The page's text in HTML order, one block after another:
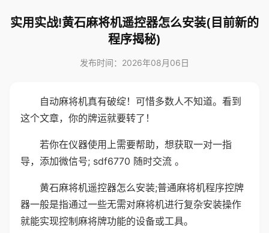
实用实战!黄石麻将机遥控器怎么安装(目前新的
程序揭秘)
发布时间：2026年08月06日
自动麻将机真有破绽！可惜多数人不知道。看到
这个文章，你的牌运就要转了！
若你在仪器使用上需要帮助，想获取一对一指
导，添加微信号; sdf6770 随时交流 。
黄石麻将机遥控器怎么安装;普通麻将机程序控牌
器一般是指通过一些无需对麻将机进行复杂安装操作
就能实现控制麻将牌功能的设备或工具。